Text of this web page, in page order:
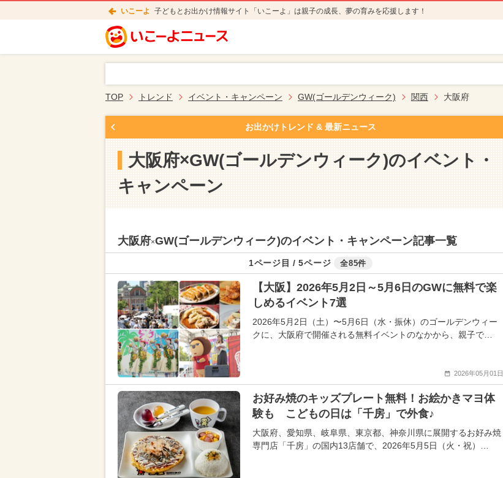
いこーよ 子どもとお出かけ情報サイト「いこーよ」は親子の成長、夢の育みを応援します！
TOP トレンド イベント・キャンペーン GW(ゴールデンウィーク) 関西 大阪府
お出かけトレンド & 最新ニュース
大阪府×GW(ゴールデンウィーク)のイベント・
キャンペーン
大阪府×GW(ゴールデンウィーク)のイベント・キャンペーン記事一覧
1ページ目 / 5ページ 全85件
【大阪】2026年5月2日～5月6日のGWに無料で楽
しめるイベント7選
2026年5月2日（土）〜5月6日（水・振休）のゴールデンウィー
クに、大阪府で開催される無料イベントのなかから、親子で…
2026年05月01日
お好み焼のキッズプレート無料！お絵かきマヨ体
験も こどもの日は「千房」で外食♪
大阪府、愛知県、岐阜県、東京都、神奈川県に展開するお好み焼
専門店「千房」の国内13店舗で、2026年5月5日（火・祝）…